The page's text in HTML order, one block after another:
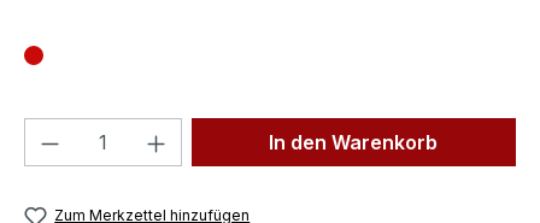
Produkt Anzahl: Gib denIn den Warenkorb
Zum Merkzettel hinzufügen